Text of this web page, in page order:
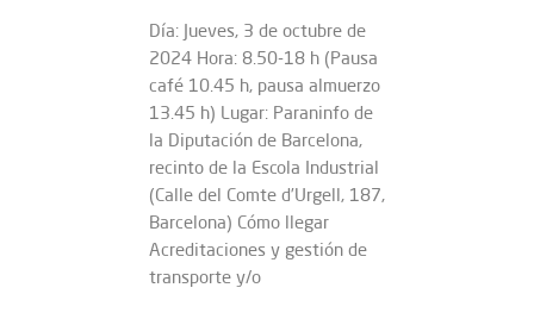
Día: Jueves, 3 de octubre de
2024 Hora: 8.50-18 h (Pausa
café 10.45 h, pausa almuerzo
13.45 h) Lugar: Paraninfo de
la Diputación de Barcelona,
recinto de la Escola Industrial
(Calle del Comte d’Urgell, 187,
Barcelona) Cómo llegar
Acreditaciones y gestión de
transporte y/o